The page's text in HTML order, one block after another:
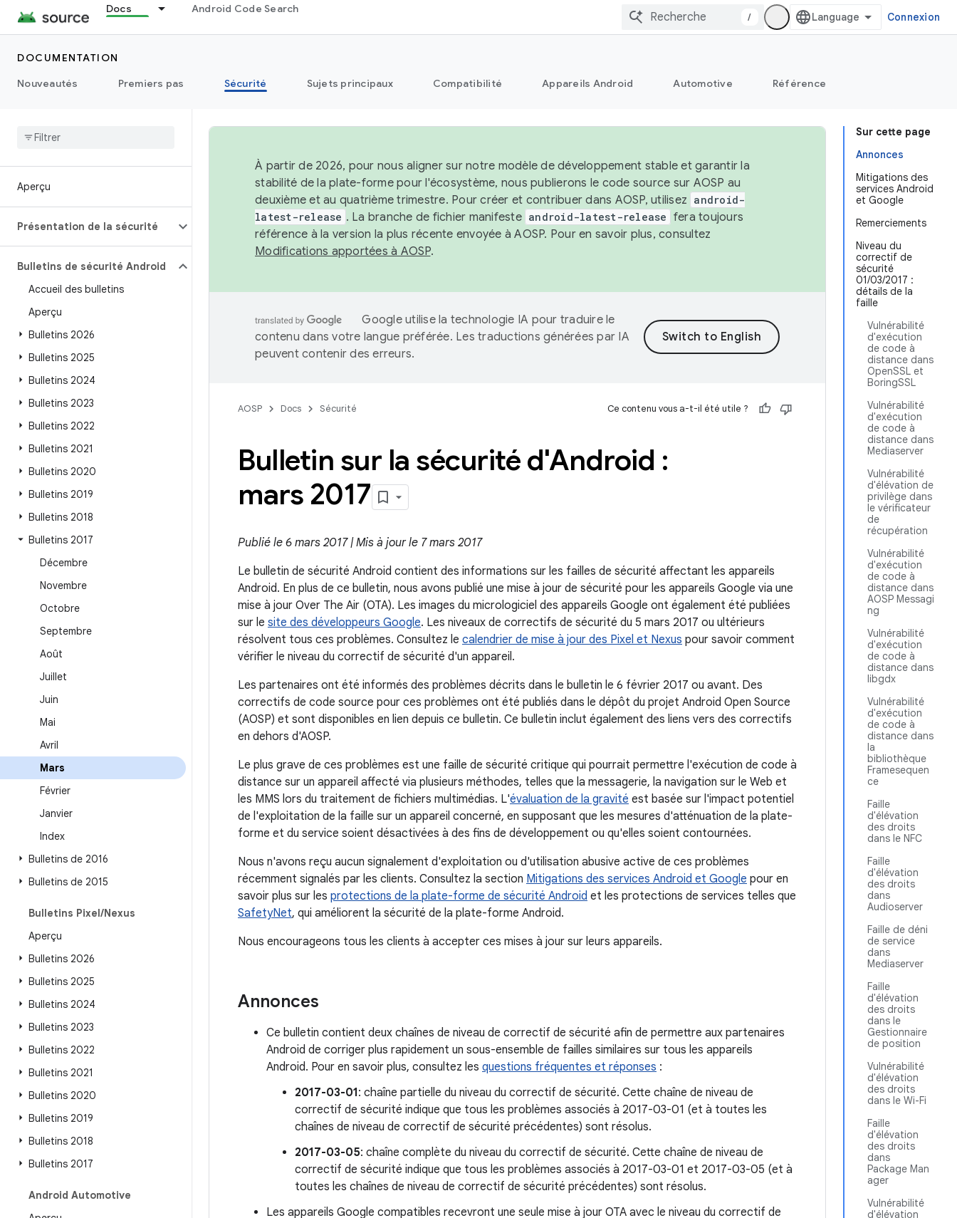
Docs Android Code Search
/ Connexion
DOCUMENTATION
Nouveautés
Premiers pas Sécurité Sujets principaux Compatibilité Appareils Android Automotive Référence
Aperçu
Présentation de la sécurité
Bulletins de sécurité Android
Accueil des bulletins
Aperçu
Bulletins 2026
Bulletins 2025
Bulletins 2024
Bulletins 2023
Bulletins 2022
Bulletins 2021
Bulletins 2020
Bulletins 2019
Bulletins 2018
Bulletins 2017
Décembre
Novembre
Octobre
Septembre
Août
Juillet
Juin
Mai
Avril
Mars
Février
Janvier
Index
Bulletins de 2016
Bulletins de 2015
Bulletins Pixel/Nexus
Aperçu
Bulletins 2026
Bulletins 2025
Bulletins 2024
Bulletins 2023
Bulletins 2022
Bulletins 2021
Bulletins 2020
Bulletins 2019
Bulletins 2018
Bulletins 2017
Android Automotive
Sur cette page
Annonces
Mitigations des
services Android
et Google
Remerciements
Niveau du
correctif de
sécurité
01/03/2017 :
détails de la
faille
Vulnérabilité
d'exécution
de code à
distance dans
OpenSSL et
BoringSSL
Vulnérabilité
d'exécution
de code à
distance dans
Mediaserver
Vulnérabilité
d'élévation de
privilège dans
le vérificateur
de
récupération
Vulnérabilité
d'exécution
de code à
distance dans
AOSP Messagi
ng
Vulnérabilité
d'exécution
de code à
distance dans
libgdx
Vulnérabilité
d'exécution
de code à
distance dans
la
bibliothèque
Framesequen
ce
Faille
d'élévation
des droits
dans le NFC
Faille
d'élévation
des droits
dans
Audioserver
Faille de déni
de service
dans
Mediaserver
Faille
d'élévation
des droits
dans le
Gestionnaire
de position
Vulnérabilité
d'élévation
des droits
dans le Wi-Fi
Faille
d'élévation
des droits
dans
Package Man
ager
Vulnérabilité
d'élévation
À partir de 2026, pour nous aligner sur notre modèle de développement stable et garantir la
stabilité de la plate-forme pour l'écosystème, nous publierons le code source sur AOSP au
deuxième et au quatrième trimestre. Pour créer et contribuer dans AOSP, utilisez android-
latest-release . La branche de fichier manifeste android-latest-release fera toujours
référence à la version la plus récente envoyée à AOSP. Pour en savoir plus, consultez
Modifications apportées à AOSP.
Google utilise la technologie IA pour traduire le
contenu dans votre langue préférée. Les traductions générées par IA
peuvent contenir des erreurs.
AOSP Docs Sécurité Ce contenu vous a-t-il été utile ?
Bulletin sur la sécurité d'Android :
mars 2017
Publié le 6 mars 2017 | Mis à jour le 7 mars 2017
Le bulletin de sécurité Android contient des informations sur les failles de sécurité affectant les appareils
Android. En plus de ce bulletin, nous avons publié une mise à jour de sécurité pour les appareils Google via une
mise à jour Over The Air (OTA). Les images du micrologiciel des appareils Google ont également été publiées
sur le site des développeurs Google. Les niveaux de correctifs de sécurité du 5 mars 2017 ou ultérieurs
résolvent tous ces problèmes. Consultez le calendrier de mise à jour des Pixel et Nexus pour savoir comment
vérifier le niveau du correctif de sécurité d'un appareil.
Les partenaires ont été informés des problèmes décrits dans le bulletin le 6 février 2017 ou avant. Des
correctifs de code source pour ces problèmes ont été publiés dans le dépôt du projet Android Open Source
(AOSP) et sont disponibles en lien depuis ce bulletin. Ce bulletin inclut également des liens vers des correctifs
en dehors d'AOSP.
Le plus grave de ces problèmes est une faille de sécurité critique qui pourrait permettre l'exécution de code à
distance sur un appareil affecté via plusieurs méthodes, telles que la messagerie, la navigation sur le Web et
les MMS lors du traitement de fichiers multimédias. L'évaluation de la gravité est basée sur l'impact potentiel
de l'exploitation de la faille sur un appareil concerné, en supposant que les mesures d'atténuation de la plate-
forme et du service soient désactivées à des fins de développement ou qu'elles soient contournées.
Nous n'avons reçu aucun signalement d'exploitation ou d'utilisation abusive active de ces problèmes
récemment signalés par les clients. Consultez la section Mitigations des services Android et Google pour en
savoir plus sur les protections de la plate-forme de sécurité Android et les protections de services telles que
SafetyNet, qui améliorent la sécurité de la plate-forme Android.
Nous encourageons tous les clients à accepter ces mises à jour sur leurs appareils.
Annonces
Ce bulletin contient deux chaînes de niveau de correctif de sécurité afin de permettre aux partenaires
Android de corriger plus rapidement un sous-ensemble de failles similaires sur tous les appareils
Android. Pour en savoir plus, consultez les questions fréquentes et réponses :
2017-03-01: chaîne partielle du niveau du correctif de sécurité. Cette chaîne de niveau de
correctif de sécurité indique que tous les problèmes associés à 2017-03-01 (et à toutes les
chaînes de niveau de correctif de sécurité précédentes) sont résolus.
2017-03-05: chaîne complète du niveau du correctif de sécurité. Cette chaîne de niveau de
correctif de sécurité indique que tous les problèmes associés à 2017-03-01 et 2017-03-05 (et à
toutes les chaînes de niveau de correctif de sécurité précédentes) sont résolus.
Les appareils Google compatibles recevront une seule mise à jour OTA avec le niveau du correctif de